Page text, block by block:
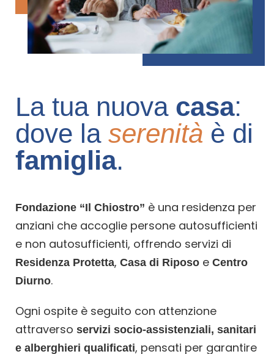
La tua nuova casa:
dove la serenità è di
famiglia.
Fondazione “Il Chiostro” è una residenza per
anziani che accoglie persone autosufficienti
e non autosufficienti, offrendo servizi di
Residenza Protetta, Casa di Riposo e Centro
Diurno.
Ogni ospite è seguito con attenzione
attraverso servizi socio-assistenziali, sanitari
e alberghieri qualificati, pensati per garantire